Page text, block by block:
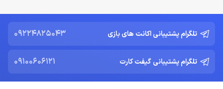
تلگرام پشتیبانی اکانت های بازی 09224825043
تلگرام پشتیبانی گیفت کارت 09100606121